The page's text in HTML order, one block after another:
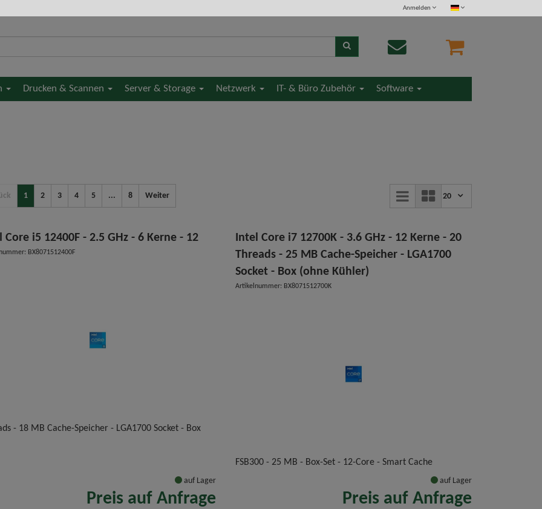
Anmelden
Drucken & Scannen Server & Storage Netzwerk IT- & Büro Zubehör Software
1 2 3 4 5 ... 8 Weiter 20
Core i5 12400F - 2.5 GHz - 6 Kerne - 12
BX8071512400F
- 18 MB Cache-Speicher - LGA1700 Socket - Box
auf Lager
Preis auf Anfrage
Intel Core i7 12700K - 3.6 GHz - 12 Kerne - 20
Threads - 25 MB Cache-Speicher - LGA1700
Socket - Box (ohne Kühler)
Artikelnummer: BX8071512700K
FSB300 - 25 MB - Box-Set - 12-Core - Smart Cache
auf Lager
Preis auf Anfrage